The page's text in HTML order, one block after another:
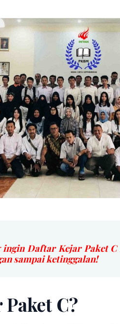
Daftar Kejar Paket
sampai ketinggalan!
C?